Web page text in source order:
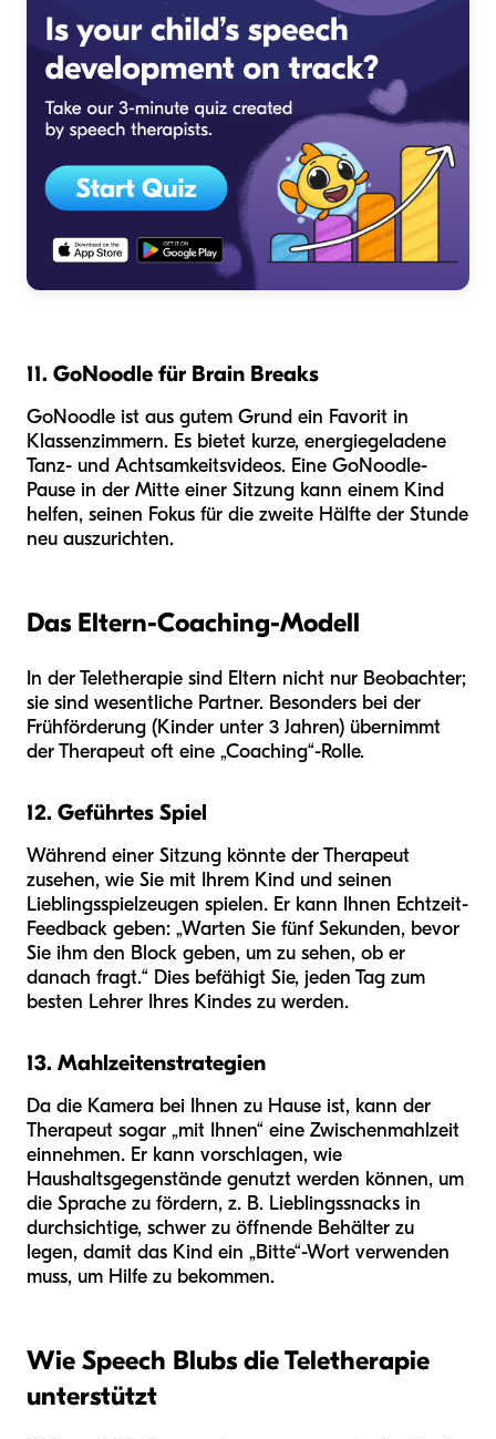
11. GoNoodle für Brain Breaks
GoNoodle ist aus gutem Grund ein Favorit in
Klassenzimmern. Es bietet kurze, energiegeladene
Tanz- und Achtsamkeitsvideos. Eine GoNoodle-
Pause in der Mitte einer Sitzung kann einem Kind
helfen, seinen Fokus für die zweite Hälfte der Stunde
neu auszurichten.
Das Eltern-Coaching-Modell
In der Teletherapie sind Eltern nicht nur Beobachter;
sie sind wesentliche Partner. Besonders bei der
Frühförderung (Kinder unter 3 Jahren) übernimmt
der Therapeut oft eine „Coaching“-Rolle.
12. Geführtes Spiel
Während einer Sitzung könnte der Therapeut
zusehen, wie Sie mit Ihrem Kind und seinen
Lieblingsspielzeugen spielen. Er kann Ihnen Echtzeit-
Feedback geben: „Warten Sie fünf Sekunden, bevor
Sie ihm den Block geben, um zu sehen, ob er
danach fragt.“ Dies befähigt Sie, jeden Tag zum
besten Lehrer Ihres Kindes zu werden.
13. Mahlzeitenstrategien
Da die Kamera bei Ihnen zu Hause ist, kann der
Therapeut sogar „mit Ihnen“ eine Zwischenmahlzeit
einnehmen. Er kann vorschlagen, wie
Haushaltsgegenstände genutzt werden können, um
die Sprache zu fördern, z. B. Lieblingssnacks in
durchsichtige, schwer zu öffnende Behälter zu
legen, damit das Kind ein „Bitte“-Wort verwenden
muss, um Hilfe zu bekommen.
Wie Speech Blubs die Teletherapie
unterstützt